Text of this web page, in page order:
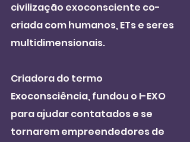
civilização exoconsciente co-
criada com humanos, ETs e seres
multidimensionais.
Criadora do termo
Exoconsciência, fundou o I-EXO
para ajudar contatados e se
tornarem empreendedores de